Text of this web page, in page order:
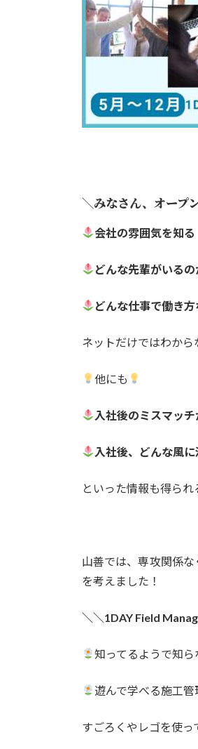
＼みなさん、オープ
会社の雰囲気を知る
どんな先輩がいるの
どんな仕事で働き
ネットだけではわから
他にも
入社後のミスマッ
入社後、どんな風
といった情報も得られ
山善では、専攻関係
を考えました！
＼＼1DAY Field
知ってるようで知
遊んで学べる施工管
すごろくやレゴを使っ